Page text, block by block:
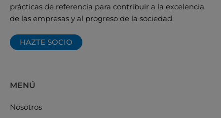
prácticas de referencia para contribuir a la excelencia
de las empresas y al progreso de la sociedad.
HAZTE SOCIO
MENÚ
Nosotros